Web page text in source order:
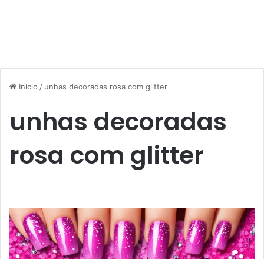
Início / unhas decoradas rosa com glitter
unhas decoradas
rosa com glitter